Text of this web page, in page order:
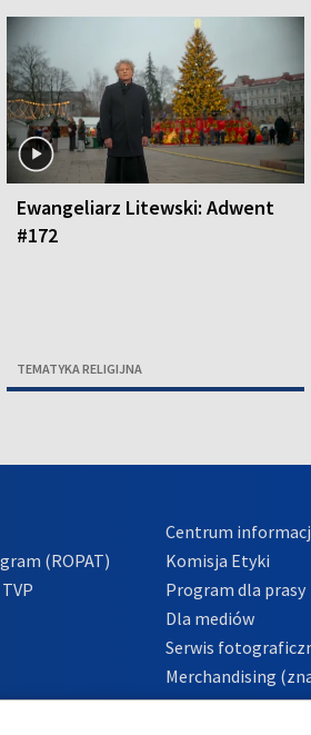
Ewangeliarz Litewski: Adwent
#172
TEMATYKA RELIGIJNA
(ROPAT)
Centrum
Komisja Etyki
Program dla prasy
Dla mediów
Serwis
Merchandising
Polityka